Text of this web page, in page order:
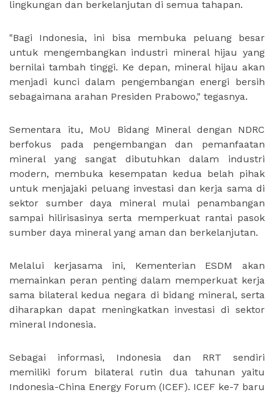
lingkungan dan berkelanjutan di semua tahapan.
"Bagi Indonesia, ini bisa membuka peluang besar
untuk mengembangkan industri mineral hijau yang
bernilai tambah tinggi. Ke depan, mineral hijau akan
menjadi kunci dalam pengembangan energi bersih
sebagaimana arahan Presiden Prabowo," tegasnya.
Sementara itu, MoU Bidang Mineral dengan NDRC
berfokus pada pengembangan dan pemanfaatan
mineral yang sangat dibutuhkan dalam industri
modern, membuka kesempatan kedua belah pihak
untuk menjajaki peluang investasi dan kerja sama di
sektor sumber daya mineral mulai penambangan
sampai hilirisasinya serta memperkuat rantai pasok
sumber daya mineral yang aman dan berkelanjutan.
Melalui kerjasama ini, Kementerian ESDM akan
memainkan peran penting dalam memperkuat kerja
sama bilateral kedua negara di bidang mineral, serta
diharapkan dapat meningkatkan investasi di sektor
mineral Indonesia.
Sebagai informasi, Indonesia dan RRT sendiri
memiliki forum bilateral rutin dua tahunan yaitu
Indonesia-China Energy Forum (ICEF). ICEF ke-7 baru